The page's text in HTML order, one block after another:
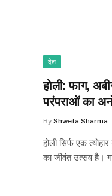
देश
होली: फाग,
परंपराओं का
By Shweta Sharma
होली सिर्फ एक
का जीवंत उत्सव है।